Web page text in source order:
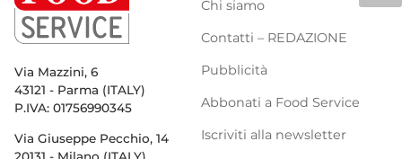
Via Mazzini, 6
43121 - Parma (ITALY)
P.IVA: 01756990345
Via Giuseppe Pecchio, 14
20131 - Milano (ITALY)
Chi siamo
Contatti – REDAZIONE
Pubblicità
Abbonati a Food Service
Iscriviti alla newsletter